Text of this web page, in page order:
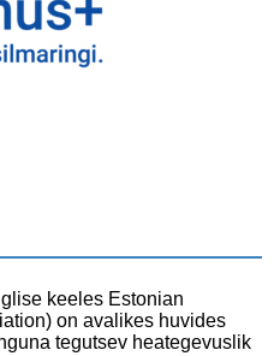
keeles Estonian
on avalikes huvides
tegutsev heategevuslik